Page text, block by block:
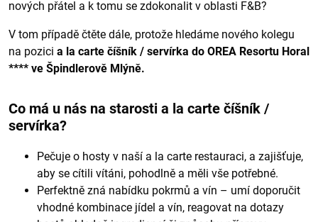
nových přátel a k tomu se zdokonalit v oblasti F&B?
V tom případě čtěte dále, protože hledáme nového kolegu
na pozici a la carte číšník / servírka do OREA Resortu Horal
**** ve Špindlerově Mlýně.
Co má u nás na starosti a la carte číšník /
servírka?
Pečuje o hosty v naší a la carte restauraci, a zajišťuje,
aby se cítili vítáni, pohodlně a měli vše potřebné.
Perfektně zná nabídku pokrmů a vín – umí doporučit
vhodné kombinace jídel a vín, reagovat na dotazy